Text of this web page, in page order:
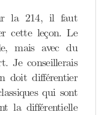
la 214, il faut
cette leçon. Le
mais avec du
Je conseillerais
doit différentier
qui sont
la différentielle